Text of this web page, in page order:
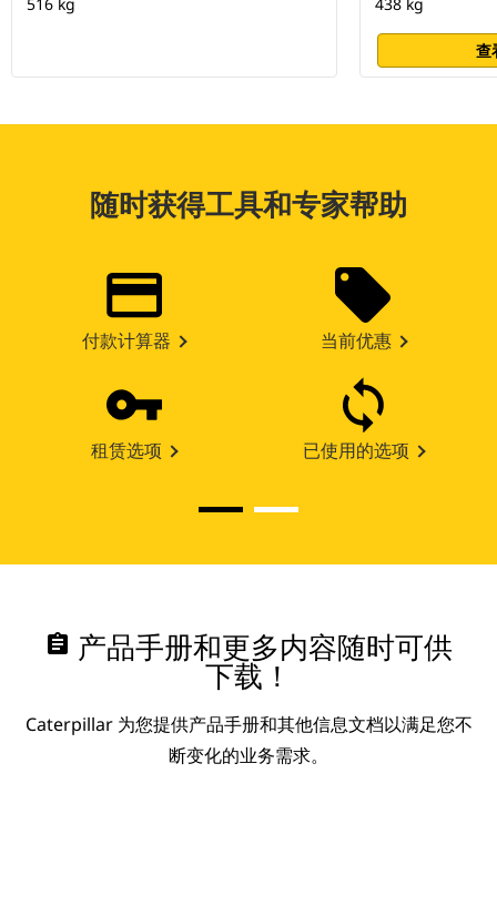
516 kg 438 kg
查
随时获得工具和专家帮助
付款计算器 当前优惠
租赁选项 已使用的选项
assignment 产品手册和更多内容随时可供
下载！
Caterpillar 为您提供产品手册和其他信息文档以满足您不
断变化的业务需求。